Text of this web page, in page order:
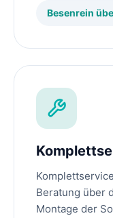
Besenrein
Beratung über
Montage der